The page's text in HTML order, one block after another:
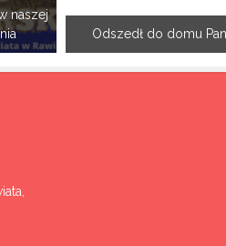
naszej
Odszedł do domu